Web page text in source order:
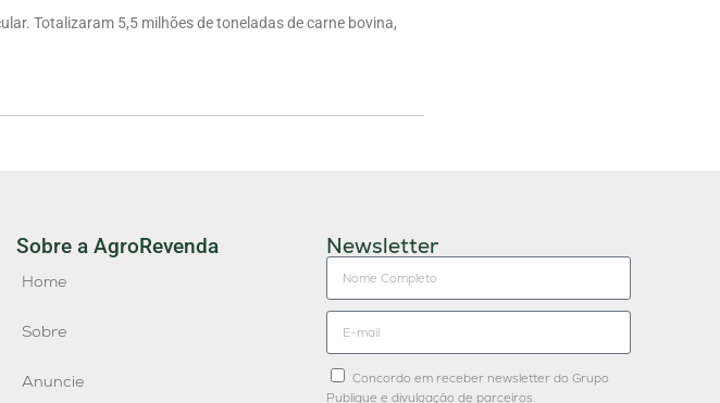
Totalizaram 5,5 milhões de toneladas de carne bovina,
Sobre a AgroRevenda
Home
Sobre
Anuncie
Newsletter
Concordo em receber newsletter do Grupo
Publique e divulgação de parceiros.